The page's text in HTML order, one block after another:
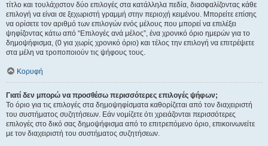
τίτλο και τουλάχιστον δύο επιλογές στα κατάλληλα πεδία, διασφαλίζοντας κάθε
επιλογή να είναι σε ξεχωριστή γραμμή στην περιοχή κειμένου. Μπορείτε επίσης
να ορίσετε τον αριθμό των επιλογών ενός μέλους που μπορεί να επιλέξει
ψηφίζοντας κάτω από “Επιλογές ανά μέλος”, ένα χρονικό όριο ημερών για το
δημοψήφισμα, (0 για χωρίς χρονικό όριο) και τέλος την επιλογή να επιτρέψετε
στα μέλη να τροποποιούν τις ψήφους τους.
Κορυφή
Γιατί δεν μπορώ να προσθέσω περισσότερες επιλογές ψήφων;
Το όριο για τις επιλογές στα δημοψηφίσματα καθορίζεται από τον διαχειριστή
του συστήματος συζητήσεων. Εάν νομίζετε ότι χρειάζονται περισσότερες
επιλογές στο δικό σας δημοψήφισμα από το επιτρεπόμενο όριο, επικοινωνείτε
με τον διαχειριστή του συστήματος συζητήσεων.